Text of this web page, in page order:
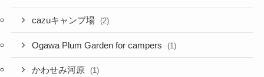
cazuキャンプ場 (2)
Ogawa Plum Garden for campers (1)
かわせみ河原 (1)